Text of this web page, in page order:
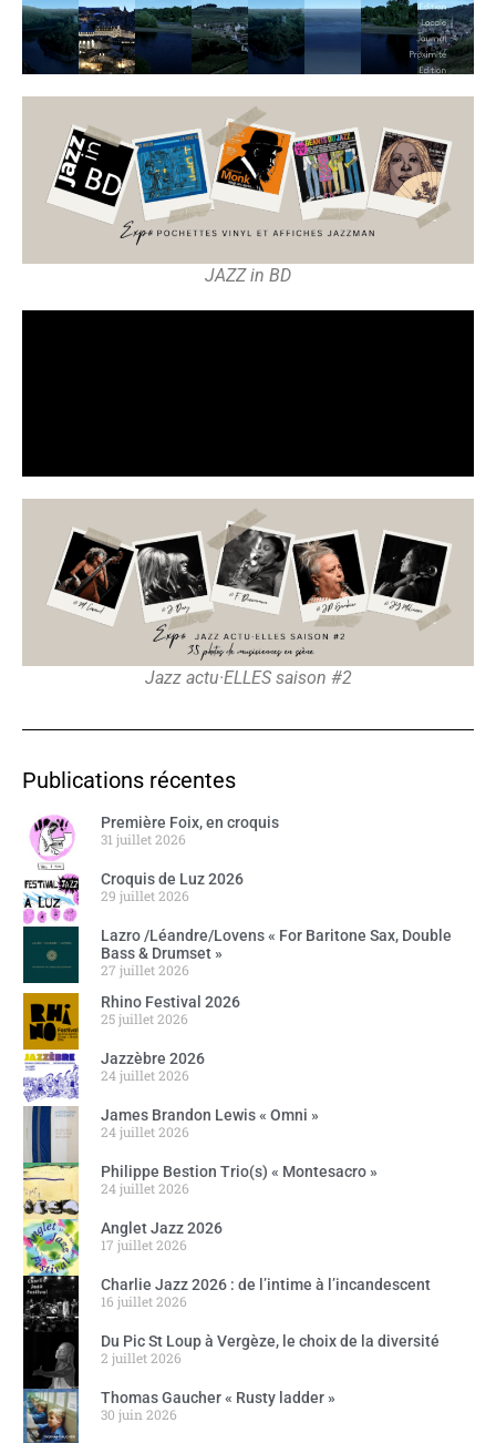
JAZZ in BD
Jazz actu·ELLES saison #2
Publications récentes
Première Foix, en croquis
31 juillet 2026
Croquis de Luz 2026
29 juillet 2026
Lazro /Léandre/Lovens « For Baritone Sax, Double
Bass & Drumset »
27 juillet 2026
Rhino Festival 2026
25 juillet 2026
Jazzèbre 2026
24 juillet 2026
James Brandon Lewis « Omni »
24 juillet 2026
Philippe Bestion Trio(s) « Montesacro »
24 juillet 2026
Anglet Jazz 2026
17 juillet 2026
Charlie Jazz 2026 : de l’intime à l’incandescent
16 juillet 2026
Du Pic St Loup à Vergèze, le choix de la diversité
2 juillet 2026
Thomas Gaucher « Rusty ladder »
30 juin 2026